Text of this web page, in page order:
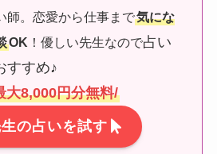
師。恋愛から仕事まで気にな
OK ！優しい先生なので占い
すすめ♪
大8,000円分無料/
の占いを試す